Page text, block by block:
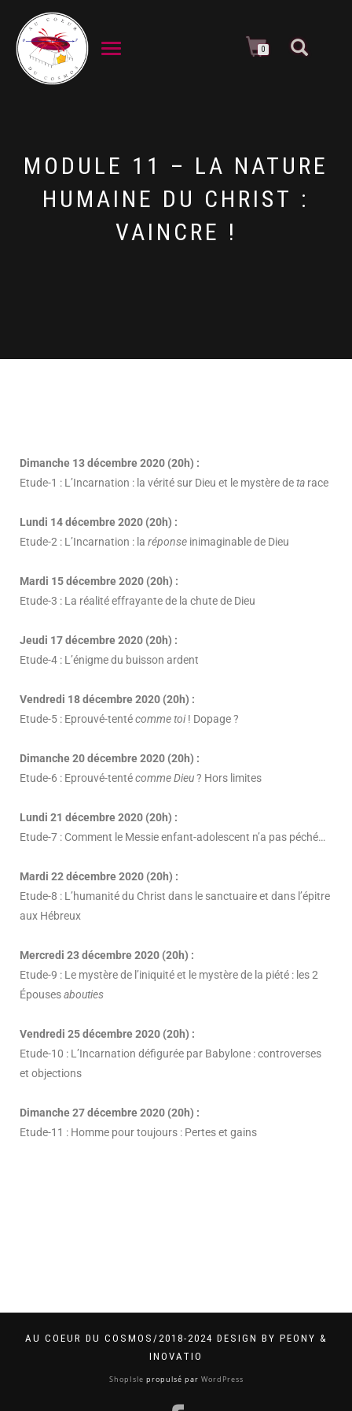
DÉPLIER LA NAVIGATION 0
MODULE 11 – LA NATURE
HUMAINE DU CHRIST :
VAINCRE !
Dimanche 13 décembre 2020 (20h) :
Etude-1 : L’Incarnation : la vérité sur Dieu et le mystère deta race
Lundi 14 décembre 2020 (20h) :
Etude-2 : L’Incarnation : la réponse inimaginable de Dieu
Mardi 15 décembre 2020 (20h) :
Etude-3 : La réalité effrayante de la chute de Dieu
Jeudi 17 décembre 2020 (20h) :
Etude-4 : L’énigme du buisson ardent
Vendredi 18 décembre 2020 (20h) :
Etude-5 : Eprouvé-tentécomme toi! Dopage ?
Dimanche 20 décembre 2020 (20h) :
Etude-6 : Eprouvé-tentécomme Dieu? Hors limites
Lundi 21 décembre 2020 (20h) :
Etude-7 : Comment le Messie enfant-adolescent n’a pas péché…
Mardi 22 décembre 2020 (20h) :
Etude-8 : L’humanité du Christ dans le sanctuaire et dans l’épitre
aux Hébreux
Mercredi 23 décembre 2020 (20h) :
Etude-9 : Le mystère de l’iniquité et le mystère de la piété : les 2
Épousesabouties
Vendredi 25 décembre 2020 (20h) :
Etude-10 : L’Incarnation défigurée par Babylone : controverses
et objections
Dimanche 27 décembre 2020 (20h) :
Etude-11 : Homme pour toujours : Pertes et gains
AU COEUR DU COSMOS/2018-2024 DESIGN BY PEONY &
INOVATIO
ShopIsle propulsé par WordPress